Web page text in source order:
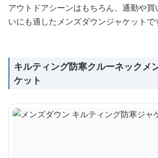
アウトドアシーンはもちろん、通勤や
いにも適したメンズダウンジャケットで
キルティング防寒クルーネックメ
ケット